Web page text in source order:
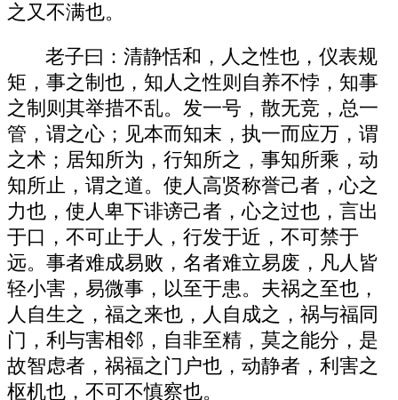
之又不满也。
老子曰：清静恬和，人之性也，仪表规
矩，事之制也，知人之性则自养不悖，知事
之制则其举措不乱。发一号，散无竞，总一
管，谓之心；见本而知末，执一而应万，谓
之术；居知所为，行知所之，事知所乘，动
知所止，谓之道。使人高贤称誉己者，心之
力也，使人卑下诽谤己者，心之过也，言出
于口，不可止于人，行发于近，不可禁于
远。事者难成易败，名者难立易废，凡人皆
轻小害，易微事，以至于患。夫祸之至也，
人自生之，福之来也，人自成之，祸与福同
门，利与害相邻，自非至精，莫之能分，是
故智虑者，祸福之门户也，动静者，利害之
枢机也，不可不慎察也。